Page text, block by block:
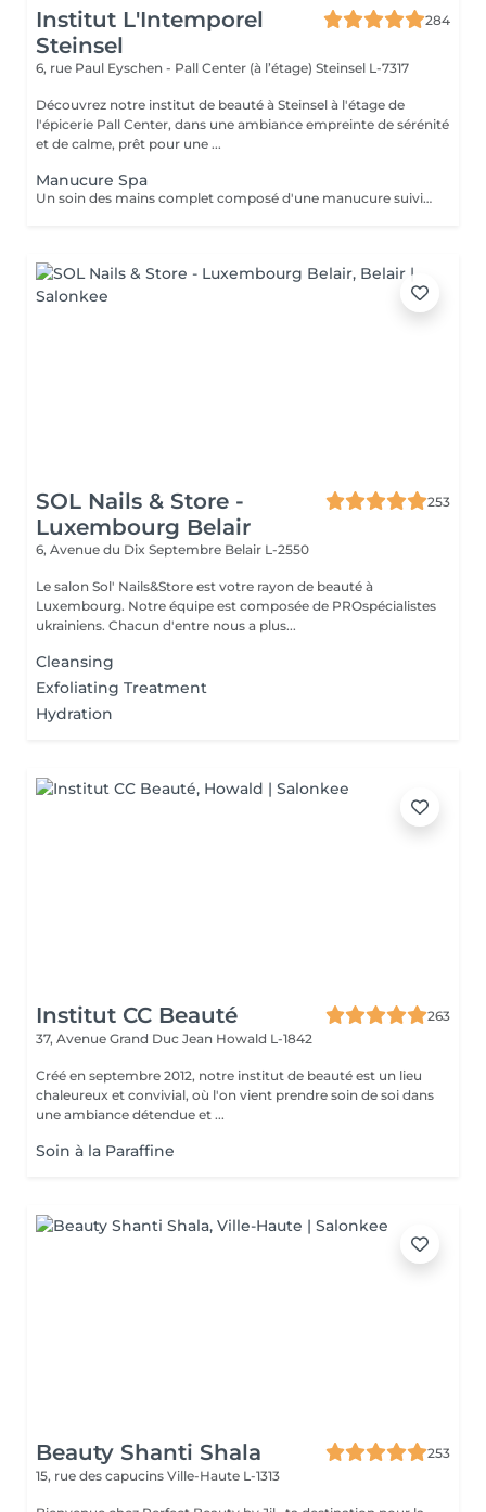
Institut L'Intemporel
Steinsel
284
6, rue Paul Eyschen - Pall Center (à l’étage) Steinsel L-7317
Découvrez notre institut de beauté à Steinsel à l'étage de
l'épicerie Pall Center, dans une ambiance empreinte de sérénité
et de calme, prêt pour une ...
Manucure Spa
Un soin des mains complet composé d'une manucure suivie d'un gommage et pour terminer un bain de paraffine pour des mains douces et lisses.
SOL Nails & Store -
Luxembourg Belair
253
6, Avenue du Dix Septembre Belair L-2550
Le salon Sol' Nails&Store est votre rayon de beauté à
Luxembourg. Notre équipe est composée de PROspécialistes
ukrainiens. Chacun d'entre nous a plus...
Cleansing
Exfoliating Treatment
Hydration
Institut CC Beauté
263
37, Avenue Grand Duc Jean Howald L-1842
Créé en septembre 2012, notre institut de beauté est un lieu
chaleureux et convivial, où l'on vient prendre soin de soi dans
une ambiance détendue et ...
Soin à la Paraffine
Beauty Shanti Shala
253
15, rue des capucins Ville-Haute L-1313